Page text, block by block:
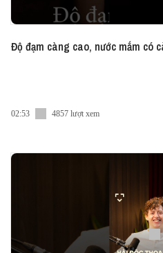
Độ đạm càng cao, nước mắm có
02:53 4857 lượt xem